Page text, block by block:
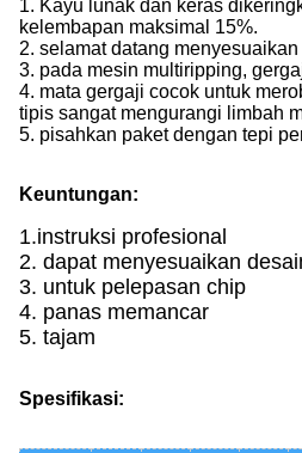
1. Kayu lunak dan keras
kelembapan maksimal 15%.
2. selamat datang
3. pada mesin multiripping,
4. mata gergaji cocok untuk
tipis sangat mengurangi limbah
5. pisahkan paket dengan tepi
Keuntungan:
1.instruksi profesional
2. dapat menyesuaikan
3. untuk pelepasan chip
4. panas memancar
5. tajam
Spesifikasi: